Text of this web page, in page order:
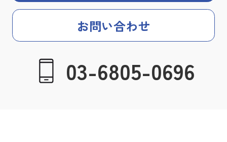
お問い合わせ
03-6805-0696